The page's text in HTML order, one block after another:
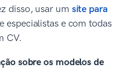
disso, usar um site para
especialistas e com todas
CV.
sobre os modelos de